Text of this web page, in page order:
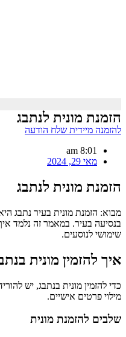
הזמנת מונית לנתבג
להזמנה מיידית שלח הודעה
8:01 am
מאי 29, 2024
הזמנת מונית לנתבג
מבוא: הזמנת מונית בעיר נתבג
בנסיעה בעיר. במאמר זה נלמד
שימושי לנוסעים.
איך להזמין מונית
כדי להזמין מונית בנתבג, יש
מילוי פרטים אישיים.
שלבים להזמנת מונית